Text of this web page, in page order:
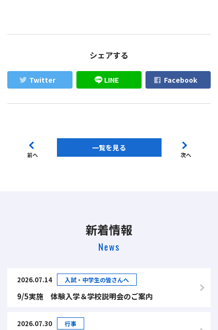
シェアする
Twitter LINE Facebook
前へ
一覧を見る
次へ
新着情報
News
2026.07.14 入試・中学生の皆さんへ
9/5実施 体験入学＆学校説明会のご案内
2026.07.30 行事